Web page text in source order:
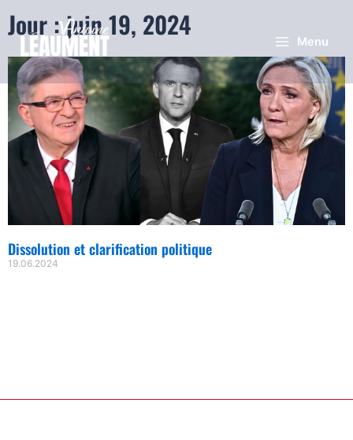
Menu
Jour : juin 19, 2024
Dissolution et clarification politique
19.06.2024